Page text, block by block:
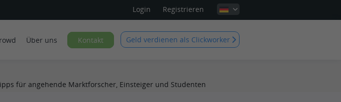
Login Registrieren
Über uns Kontakt Geld verdienen als Clickworker
für angehende Marktforscher, Einsteiger und Studenten